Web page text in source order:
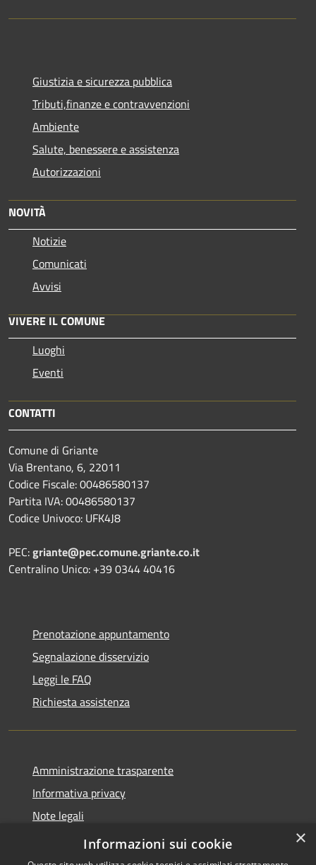
Giustizia e sicurezza pubblica
Tributi,finanze e contravvenzioni
Ambiente
Salute, benessere e assistenza
Autorizzazioni
NOVITÀ
Notizie
Comunicati
Avvisi
VIVERE IL COMUNE
Luoghi
Eventi
CONTATTI
Comune di Griante
Via Brentano, 6, 22011
Codice Fiscale: 00486580137
Partita IVA: 00486580137
Codice Univoco: UFK4J8
PEC:griante@pec.comune.griante.co.it
Centralino Unico: +39 0344 40416
Prenotazione appuntamento
Segnalazione disservizio
Leggi le FAQ
Richiesta assistenza
Amministrazione trasparente
Informativa privacy
Note legali
Dichiarazione di accessibilità
×
Informazioni sui cookie